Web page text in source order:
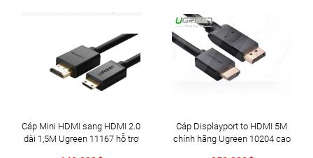
Cáp Mini HDMI sang HDMI 2.0
dài 1,5M Ugreen 11167 hỗ trợ
Cáp Displayport to HDMI 5M
chính hãng Ugreen 10204 cao